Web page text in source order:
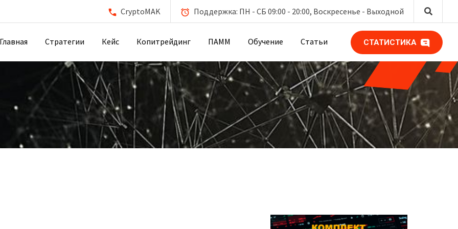
CryptoMAK Поддержка: ПН - СБ 09:00 - 20:00, Воскресенье - Выходной
Главная Стратегии Кейс Копитрейдинг ПАММ Обучение Статьи СТАТИСТИКА